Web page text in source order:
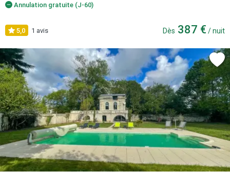
Annulation gratuite (J-60)
5,0 1 avis Dès 387 € / nuit